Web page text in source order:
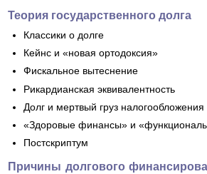
Теория государственного долга
Классики о долге
Кейнс и «новая ортодоксия»
Фискальное вытеснение
Рикардианская эквивалентность
Долг и мертвый груз налогообложения
«Здоровые финансы» и
Постскриптум
Причины долгового